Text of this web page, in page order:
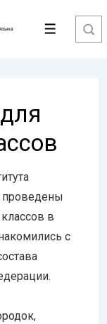
Меню
проведены
в
с